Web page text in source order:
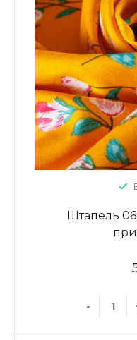
Штапель
-